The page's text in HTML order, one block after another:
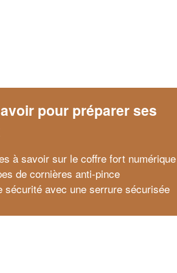
pour préparer ses
à savoir sur le coffre fort numérique
de cornières anti-pince
sécurité avec une serrure sécurisée